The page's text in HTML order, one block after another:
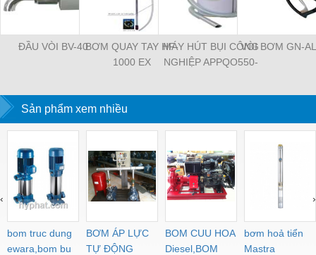
ĐẦU VÒI BV-40BƠM QUAY TAY HF-
1000 EX
MÁY HÚT BỤI CÔNG
NGHIỆP APPQO550-
VÒI BƠM GN-
Sản phẩm xem nhiều
bom truc dung
ewara,bom bu
BƠM ÁP LỰC
TỰ ĐỘNG
BOM CUU HOA
Diesel,BOM
bơm hoả tiển
Mastra
‹ ›